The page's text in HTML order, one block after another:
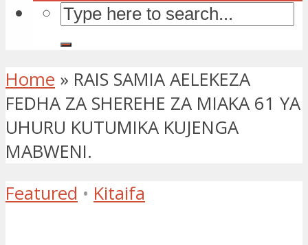
Home » RAIS SAMIA AELEKEZA
FEDHA ZA SHEREHE ZA MIAKA 61 YA
UHURU KUTUMIKA KUJENGA
MABWENI.
Featured • Kitaifa